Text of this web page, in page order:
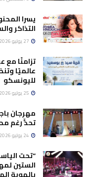
يسرا
التذاكر
تزامنًا
عالميًا
لليونسكو
مهرجان
تحدٍّ رغم
“تحت
الستين
بالهوية